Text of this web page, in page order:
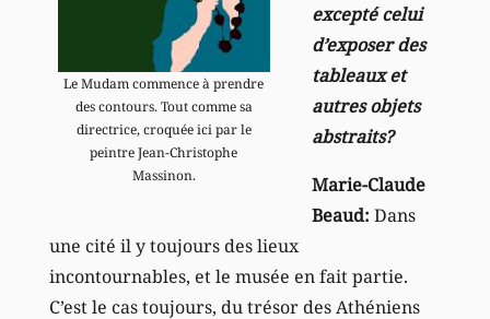
Le Mudam commence à prendre
des contours. Tout comme sa
directrice, croquée ici par le
peintre Jean-Christophe
Massinon.
excepté celui
d’exposer des
tableaux et
autres objets
abstraits?
Marie-Claude
Beaud: Dans
une cité il y toujours des lieux
incontournables, et le musée en fait partie.
C’est le cas toujours, du trésor des Athéniens